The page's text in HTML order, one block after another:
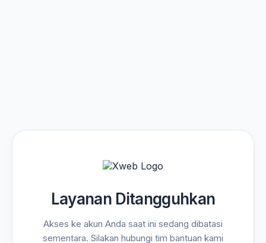
Layanan Ditangguhkan
Akses ke akun Anda saat ini sedang dibatasi
sementara. Silakan hubungi tim bantuan kami